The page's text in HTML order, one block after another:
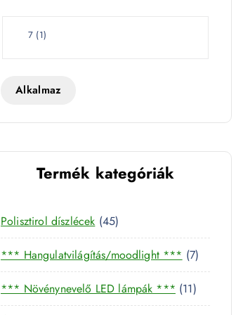
W
t
7 (1)
Alkalmaz
Termék kategóriák
Polisztirol díszlécek 454
5
t
e
r
*** Hangulatvilágítás/moodlight *** 77
t
e
r
*** Növénynevelő LED lámpák *** 111
1